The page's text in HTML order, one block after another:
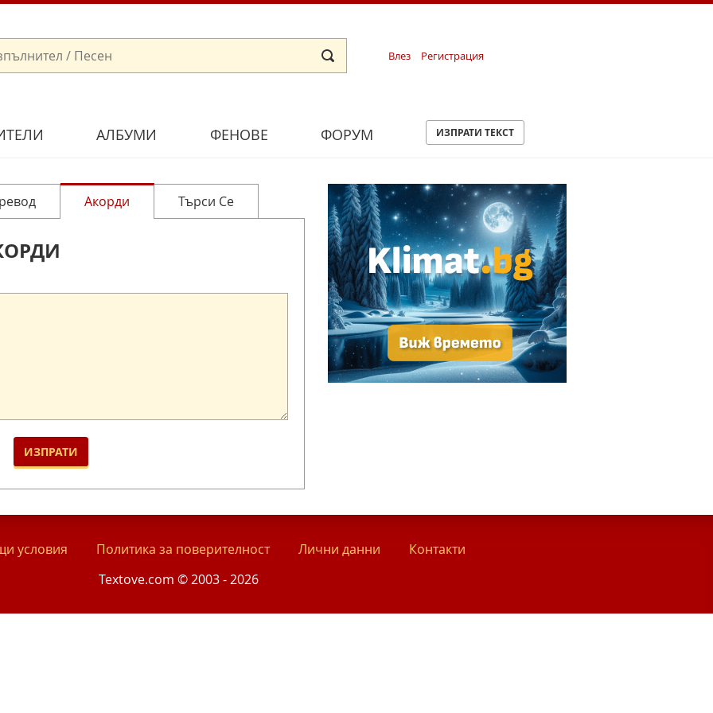
Влез Регистрация
АЛБУМИ ФЕНОВЕ ФОРУМ ИЗПРАТИ ТЕКСТ
Акорди Търси Се
условия Политика за поверителност Лични данни
Контакти
Textove.com © 2003 - 2026